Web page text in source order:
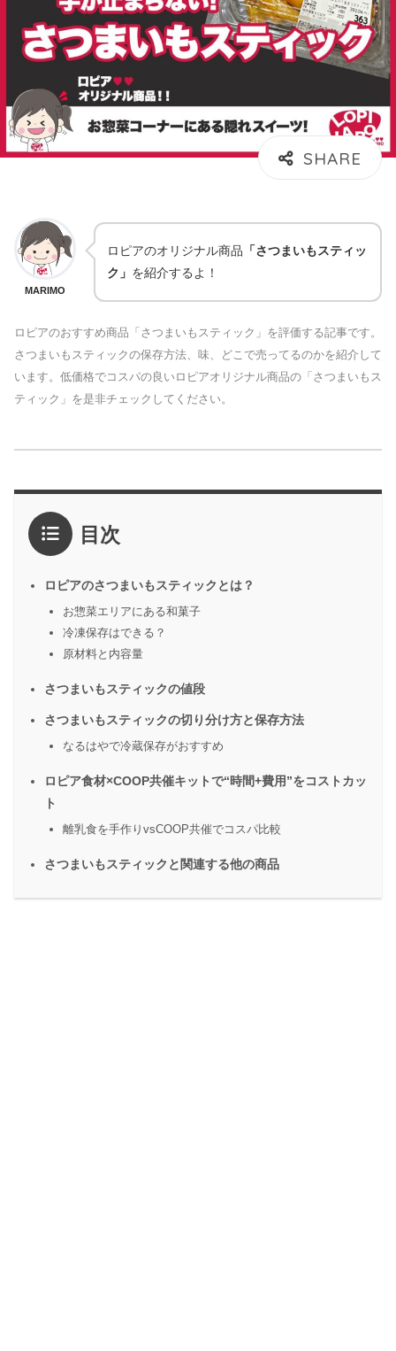
MARIMO
ロピアのオリジナル商品 「さつまいもスティッ
ク」 を紹介するよ！
ロピアのおすすめ商品「さつまいもスティック」を評価する記事です。
さつまいもスティックの保存方法、味、どこで売ってるのかを紹介して
います。低価格でコスパの良いロピアオリジナル商品の「さつまいもス
ティック」を是非チェックしてください。
目次
ロピアのさつまいもスティックとは？
お惣菜エリアにある和菓子
冷凍保存はできる？
原材料と内容量
さつまいもスティックの値段
さつまいもスティックの切り分け方と保存方法
なるはやで冷蔵保存がおすすめ
ロピア食材×COOP共催キットで“時間+費用”をコストカッ
ト
離乳食を手作りvsCOOP共催でコスパ比較
さつまいもスティックと関連する他の商品